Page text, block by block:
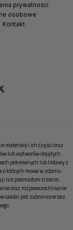
prywatności
osobowe
Kontakt
materiały i ich części oraz
lub wytworów objętych
pokrewnych lub Ustawy z
o których mowa w zdaniu
lub podmiotom trzecim.
oraz rozpowszechnianie
całości jest zabronione bez